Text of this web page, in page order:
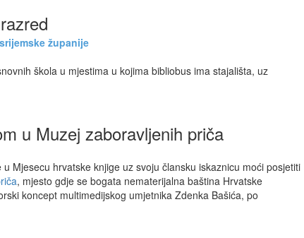
županije
škola u mjestima u kojima bibliobus ima stajališta, uz
u Muzej zaboravljenih priča
Mjesecu hrvatske knjige uz svoju člansku iskaznicu moći posjetiti
, mjesto gdje se bogata nematerijalna baština Hrvatske
koncept multimedijskog umjetnika Zdenka Bašića, po